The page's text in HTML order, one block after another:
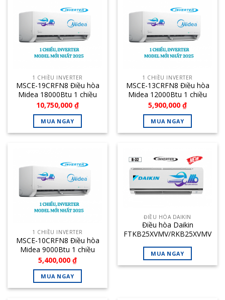
1 CHIỀU INVERTER
MSCE-19CRFN8 Điều hòa
Midea 18000Btu 1 chiều
inverter
10,750,000 ₫
MUA NGAY
1 CHIỀU INVERTER
MSCE-13CRFN8 Điều hòa
Midea 12000Btu 1 chiều
inverter
5,900,000 ₫
MUA NGAY
1 CHIỀU INVERTER
MSCE-10CRFN8 Điều hòa
Midea 9000Btu 1 chiều
inverter
5,400,000 ₫
MUA NGAY
ĐIỀU HÒA DAIKIN
Điều hòa Daikin
FTKB25XVMV/RKB25XVMV
MUA NGAY